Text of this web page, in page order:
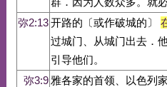
弥2:13开路的〔或作破城的〕
过城门、从城门出去．
引导他们。
弥3:9 雅各家的首领、以色列